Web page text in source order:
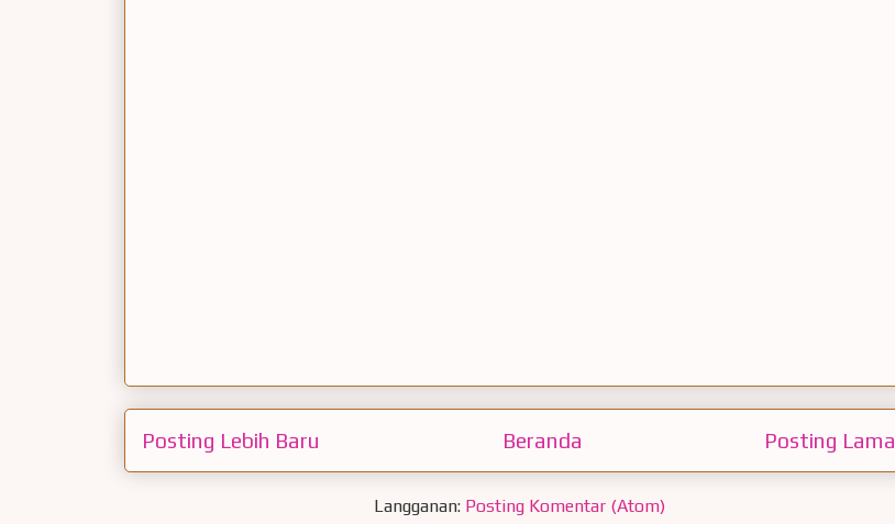
Posting Lebih Baru Posting Lama
Beranda
Langganan: Posting Komentar (Atom)